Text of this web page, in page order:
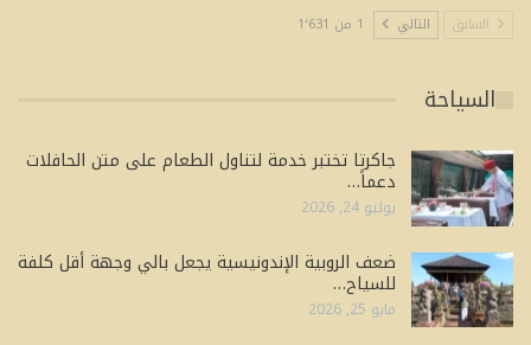
السابق التالي 1 من 1٬631
السياحة
جاكرتا تختبر خدمة لتناول الطعام على متن الحافلات
دعماً…
يوليو 24, 2026
ضعف الروبية الإندونيسية يجعل بالي وجهة أقل كلفة
للسياح…
مايو 25, 2026